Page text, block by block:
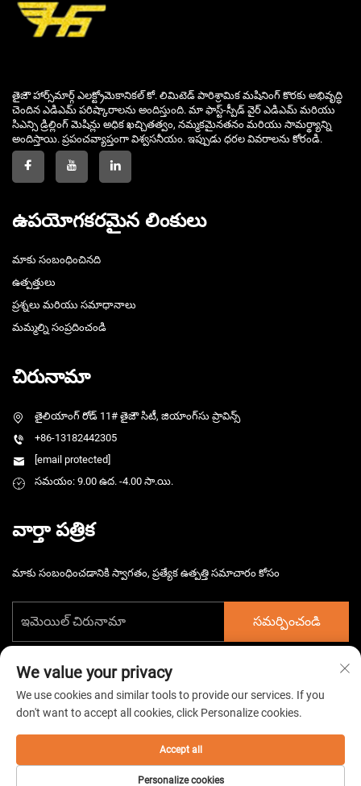
తైజౌ హార్స్‌మార్గ్ ఎలక్ట్రోమెకానికల్ కో. లిమిటెడ్ పారిశ్రామిక మషినింగ్ కొరకు అభివృద్ధి
చెందిన ఎడిఎమ్ పరిష్కారాలను అందిస్తుంది. మా ఫాస్ట్-స్పీడ్ వైర్ ఎడిఎమ్ మరియు
సిఎన్సి డ్రిల్లింగ్ మెషిన్లు అధిక ఖచ్చితత్వం, నమ్మకమైనతనం మరియు సామర్థ్యాన్ని
అందిస్తాయి. ప్రపంచవ్యాప్తంగా విశ్వసనీయం. ఇప్పుడు ధరల వివరాలను కోరండి.
ఉపయోగకరమైన లింకులు
మాకు సంబంధించినది
ఉత్పత్తులు
ప్రశ్నలు మరియు సమాధానాలు
మమ్మల్ని సంప్రదించండి
చిరునామా
తైలియాంగ్ రోడ్ 11# తైజౌ సిటీ, జియాంగ్‌సు ప్రావిన్స్
+86-13182442305
[email protected]
సమయం: 9.00 ఉద. -4.00 సా.యి.
వార్తా పత్రిక
మాకు సంబంధించడానికి స్వాగతం, ప్రత్యేక ఉత్పత్తి సమాచారం కోసం
సమర్పించండి
హక్కులు పొందుపరచబడినవి. -
We value your privacy
We use cookies and similar tools to provide our services. If you
don't want to accept all cookies, click Personalize cookies.
Personalize cookies
Accept all